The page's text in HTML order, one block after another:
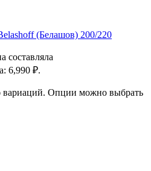
(Белашов) 200/220
составляла
6,990 ₽.
вариаций. Опции можно выбрать